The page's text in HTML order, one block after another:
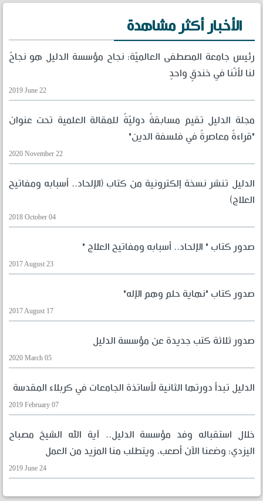
الأخبار أكثر مشاهدة
رئيس جامعة المصطفى العالميّة: نجاح مؤسسة الدليل هو نجاحٌ
لنا لأنّنا في خندقٍ واحدٍ
2019 June 22
مجلة الدليل تقيم مسابقةً دوليّةً للمقالة العلمية تحت عنوان
"قراءةٌ معاصرةٌ في فلسفة الدين"
2020 November 22
الدليل تنشر نسخة إلكترونية من كتاب (الإلحاد.. أسبابه ومفاتيح
العلاج)
2018 October 04
صدور كتاب " الإلحاد.. أسبابه ومفاتيح العلاج "
2017 August 23
صدور كتاب "نهاية حلم وهم الإله"
2017 August 17
صدور ثلاثة كتب جديدة عن مؤسسة الدليل
2020 March 05
الدليل تبدأ دورتها الثانية لأساتذة الجامعات في كربلاء المقدسة
2019 February 07
خلال استقباله وفد مؤسسة الدليل.. آية الله الشيخ مصباح
اليزدي: وضعنا الآن أصعب، ويتطلب منا المزيد من العمل
2019 June 24